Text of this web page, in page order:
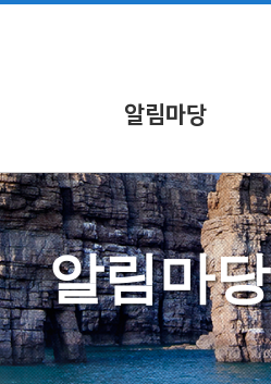
알림마당
알림마당